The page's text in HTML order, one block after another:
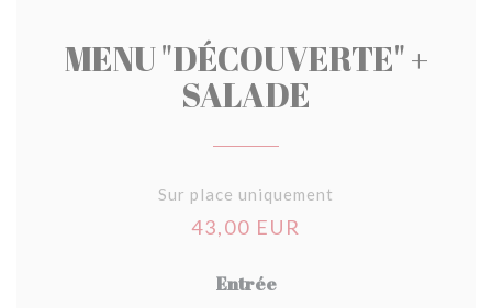
MENU "DÉCOUVERTE" +
SALADE
Sur place uniquement
43,00 EUR
Entrée